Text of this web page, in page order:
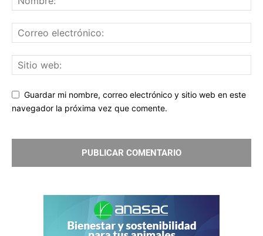
Guardar mi nombre, correo electrónico y sitio web en este
navegador la próxima vez que comente.